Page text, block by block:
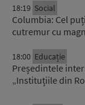
18:19 Social
Columbia: Cel
cutremur cu
18:00 Educație
Președintele
„Instituțiile din